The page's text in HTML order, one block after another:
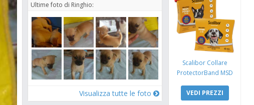
Ultime foto di Ringhio:
Visualizza tutte le foto
Scalibor Collare
ProtectorBand MSD
VEDI PREZZI